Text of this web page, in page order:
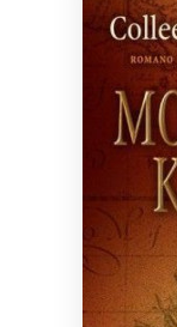
Bibliotekoms